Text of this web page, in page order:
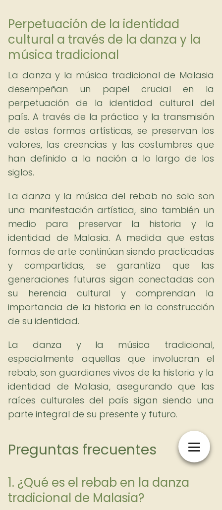
Perpetuación de la identidad
cultural a través de la danza y la
música tradicional
La danza y la música tradicional de Malasia
desempeñan un papel crucial en la
perpetuación de la identidad cultural del
país. A través de la práctica y la transmisión
de estas formas artísticas, se preservan los
valores, las creencias y las costumbres que
han definido a la nación a lo largo de los
siglos.
La danza y la música del rebab no solo son
una manifestación artística, sino también un
medio para preservar la historia y la
identidad de Malasia. A medida que estas
formas de arte continúan siendo practicadas
y compartidas, se garantiza que las
generaciones futuras sigan conectadas con
su herencia cultural y comprendan la
importancia de la historia en la construcción
de su identidad.
La danza y la música tradicional,
especialmente aquellas que involucran el
rebab, son guardianes vivos de la historia y la
identidad de Malasia, asegurando que las
raíces culturales del país sigan siendo una
parte integral de su presente y futuro.
Preguntas frecuentes
1. ¿Qué es el rebab en la danza
tradicional de Malasia?